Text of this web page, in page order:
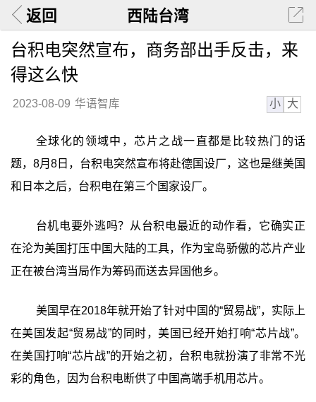
返回 西陆台湾
台积电突然宣布，商务部出手反击，来
得这么快
2023-08-09 华语智库 小 大
全球化的领域中，芯片之战一直都是比较热门的话
题，8月8日，台积电突然宣布将赴德国设厂，这也是继美国
和日本之后，台积电在第三个国家设厂。
台机电要外逃吗？从台积电最近的动作看，它确实正
在沦为美国打压中国大陆的工具，作为宝岛骄傲的芯片产业
正在被台湾当局作为筹码而送去异国他乡。
美国早在2018年就开始了针对中国的“贸易战”，实际上
在美国发起“贸易战”的同时，美国已经开始打响“芯片战”。
在美国打响“芯片战”的开始之初，台积电就扮演了非常不光
彩的角色，因为台积电断供了中国高端手机用芯片。